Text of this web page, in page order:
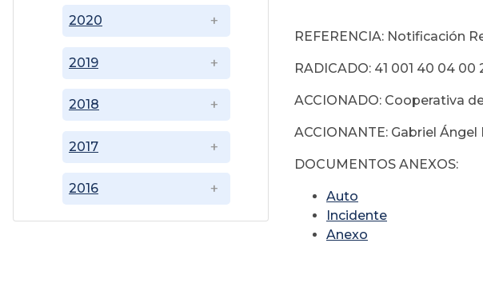
2016
2017
2018
2019
2020
REFERENCIA: Notificación
RADICADO: 41 001 40 04 00
ACCIONADO: Cooperativa
ACCIONANTE: Gabriel Ángel
DOCUMENTOS ANEXOS:
Auto
Incidente
Anexo